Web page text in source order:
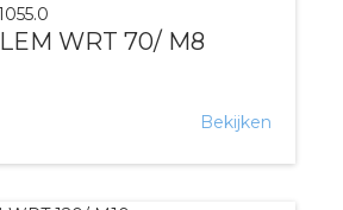
WRT 70/ M8
Bekijken